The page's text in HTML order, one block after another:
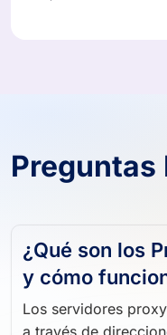
Preguntas
¿Qué son los
y cómo
Los servidores
a través de